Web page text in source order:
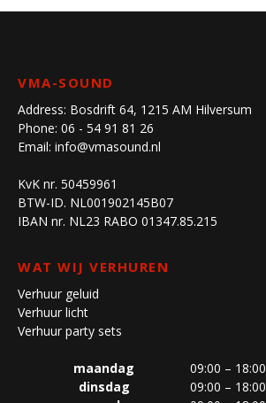
VMA-SOUND
Address: Bosdrift 64, 1215 AM Hilversum
Phone: 06 - 54 91 81 26
Email: info@vmasound.nl
KvK nr. 50459961
BTW-ID. NL001902145B07
IBAN nr. NL23 RABO 01347.85.215
WAT WIJ VERHUREN
Verhuur geluid
Verhuur licht
Verhuur party sets
maandag
09:00 – 18:00
dinsdag
09:00 – 18:00